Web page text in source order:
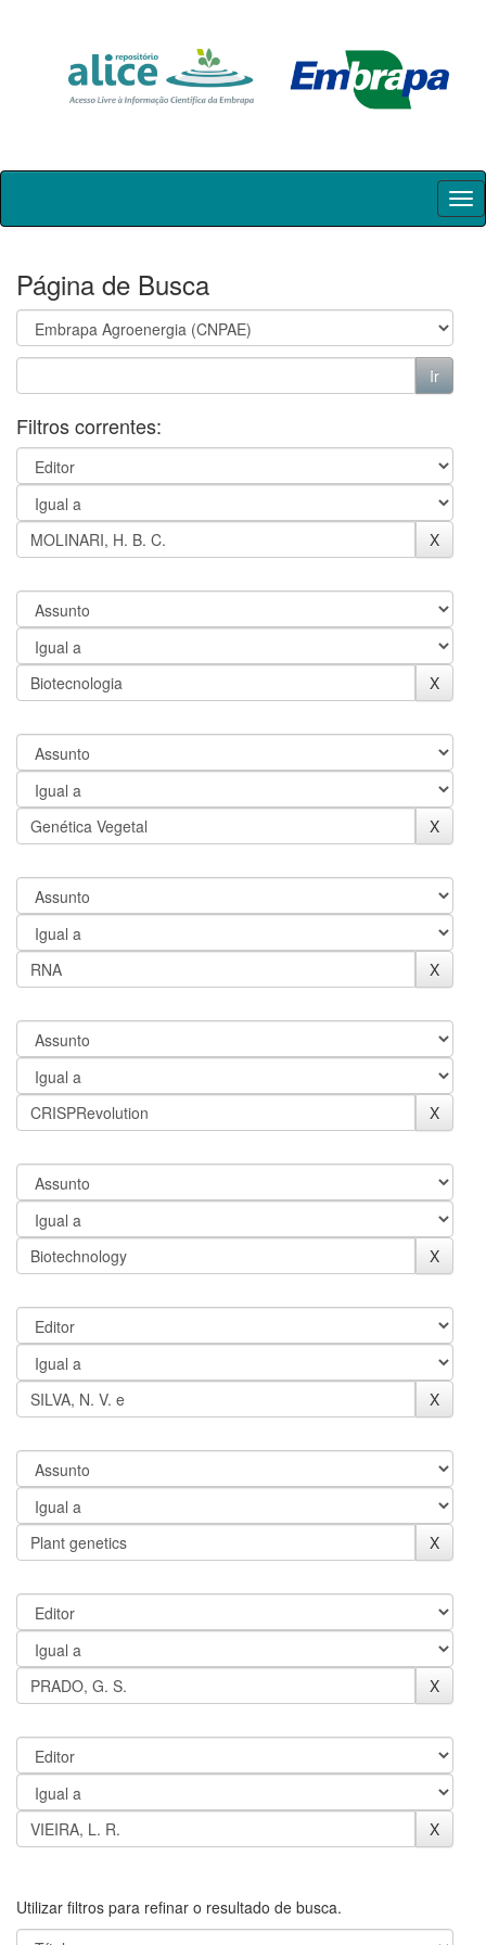
Skip
Página de Busca
Filtros correntes:
Utilizar filtros para refinar o resultado de busca.